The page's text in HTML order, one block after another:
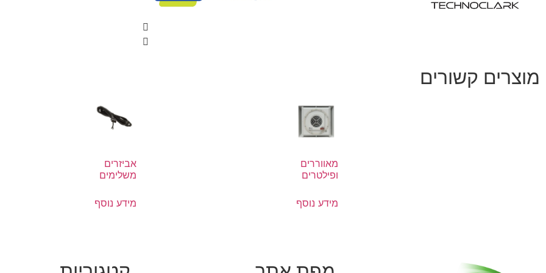
מוצרים קשורים
מאווררים
ופילטרים
מידע נוסף
אביזרים
משלימים
מידע נוסף